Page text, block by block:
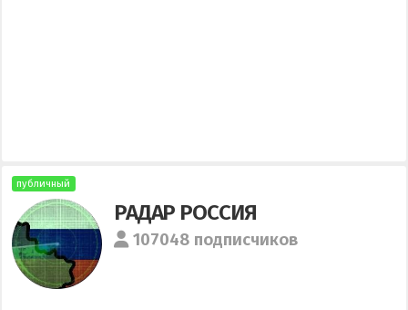
публичный
РАДАР РОССИЯ
107048 подписчиков